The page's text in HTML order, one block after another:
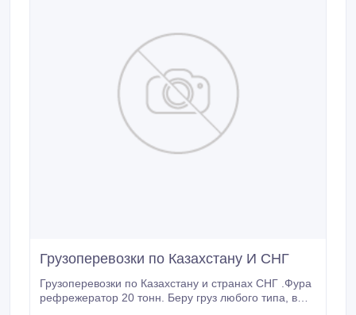
Грузоперевозки по Казахстану И СНГ
Грузоперевозки по Казахстану и странах СНГ .Фура
рефрежератор 20 тонн. Беру груз любого типа, в